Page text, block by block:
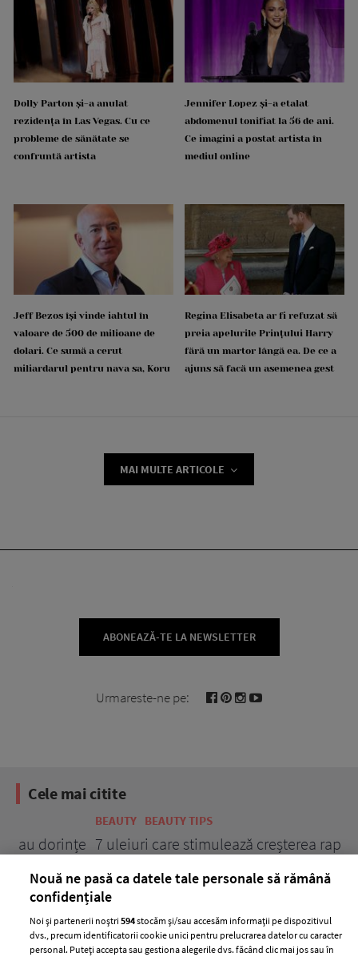
Dolly Parton și-a anulat
rezidența în Las Vegas. Cu ce
probleme de sănătate se
confruntă artista
Jennifer Lopez și-a etalat
abdomenul tonifiat la 56 de ani.
Ce imagini a postat artista în
mediul online
Jeff Bezos își vinde iahtul în
valoare de 500 de milioane de
dolari. Ce sumă a cerut
miliardarul pentru nava sa, Koru
Regina Elisabeta ar fi refuzat să
preia apelurile Prințului Harry
fără un martor lângă ea. De ce a
ajuns să facă un asemenea gest
MAI MULTE ARTICOLE
ABONEAZĂ-TE LA NEWSLETTER
Urmareste-ne pe:
Cele mai citite
BEAUTY TIPS
7 uleiuri care stimulează creșterea rapidă a
Nouă ne pasă ca datele tale personale să rămână
confidențiale
Noi și partenerii noștri594stocăm și/sau accesăm informații pe dispozitivul
dvs., precum identificatorii cookie unici pentru prelucrarea datelor cu caracter
personal. Puteți accepta sau gestiona alegerile dvs. făcând clic mai jos sau în